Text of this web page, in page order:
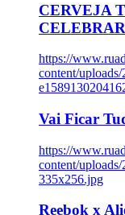
CERVEJA
https://
content/
Vai Ficar
https://
content/
335x256.jpg
Reebok x